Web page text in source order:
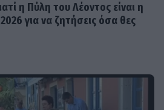
η Πύλη του Λέοντος είναι η
για να ζητήσεις όσα θες